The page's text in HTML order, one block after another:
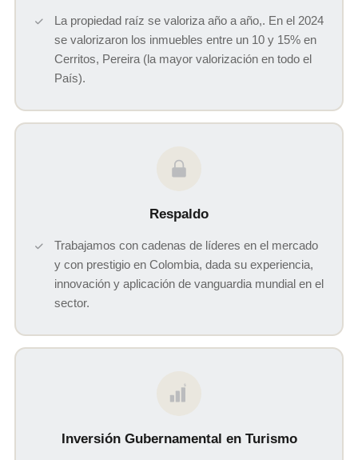
La propiedad raíz se valoriza año a año,. En el 2024
se valorizaron los inmuebles entre un 10 y 15% en
Cerritos, Pereira (la mayor valorización en todo el
País).
Respaldo
Trabajamos con cadenas de líderes en el mercado
y con prestigio en Colombia, dada su experiencia,
innovación y aplicación de vanguardia mundial en el
sector.
$
Inversión Gubernamental en Turismo